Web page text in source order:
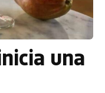
una